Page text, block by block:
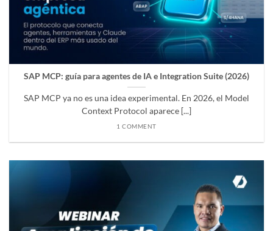
SAP MCP: guía para agentes de IA e Integration Suite (2026)
SAP MCP ya no es una idea experimental. En 2026, el Model
Context Protocol aparece [...]
1 COMMENT